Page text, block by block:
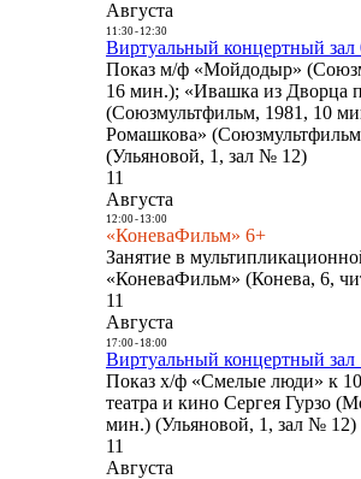
Августа
11:30- 12:30
Виртуальный концертный зал
Показ м/ф «Мойдодыр»
16 мин.); «Ивашка из Дворца
(Союзмультфильм, 1981, 10
Ромашкова»
(Ульяновой, 1, зал № 12)
11
Августа
12:00- 13:00
«КоневаФильм» 6+
Занятие в
«КоневаФильм» (Конева, 6,
11
Августа
17:00- 18:00
Виртуальный концертный зал
Показ х/ф «Смелые люди» к
театра и кино Сергея Гурзо
мин.) (Ульяновой, 1, зал № 12)
11
Августа